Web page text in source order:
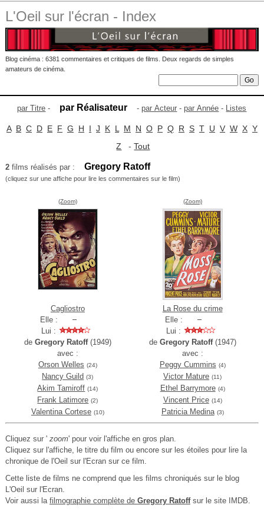
L'Oeil sur l'écran - Index
Blog cinéma : 6381 commentaires et critiques de films. Deux regards de simples
amateurs de cinéma.
par Titre - par Réalisateur -par Acteur -par Année - Listes
A B C D E F G H I J K L M N O P Q R S T U V W X Y
Z -Tout
2films réalisés par : Gregory Ratoff
(cliquez sur une affiche pour lire les commentaires sur le film)
(Zoom)
Cagliostro
Elle :
Lui :
de Gregory Ratoff(1949)
avec :
Orson Welles (24)
Nancy Guild (3)
Akim Tamiroff (14)
Frank Latimore (2)
Valentina Cortese (10)
(Zoom)
La Rose du crime
Elle :
Lui :
de Gregory Ratoff(1947)
avec :
Peggy Cummins (4)
Victor Mature (11)
Ethel Barrymore (4)
Vincent Price (14)
Patricia Medina (3)
Cliquez sur ' zoom' pour voir l'affiche en gros plan.
Cliquez sur l'affiche, le titre du film ou encore sur les étoiles pour lire la
chronique de l'Oeil sur l'Ecran sur ce film.
Cette liste de films ne comprend que les films chroniqués sur le blog
L'Oeil sur l'Ecran.
Voir aussi la filmographie complète de Gregory Ratoffsur le site IMDB.